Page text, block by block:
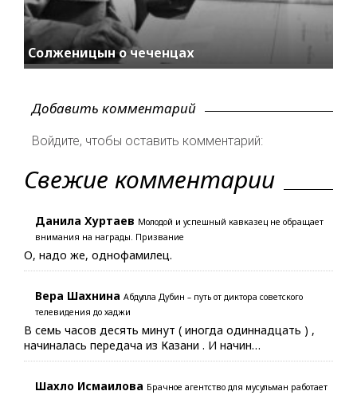
Солженицын о чеченцах
Добавить комментарий
Войдите, чтобы оставить комментарий:
Свежие комментарии
Данила Хуртаев Молодой и успешный кавказец не обращает
внимания на награды. Призвание
О, надо же, однофамилец.
Вера Шахнина Абдулла Дубин – путь от диктора советского
телевидения до хаджи
В семь часов десять минут ( иногда одиннадцать ) ,
начиналась передача из Казани . И начин…
Шахло Исмаилова Брачное агентство для мусульман работает